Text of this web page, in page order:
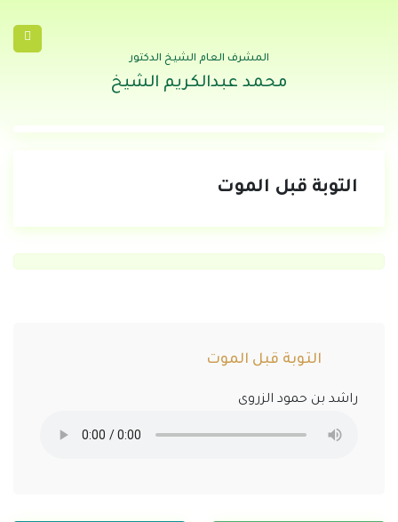
المشرف العام الشيخ الدكتور
محمد عبدالكريم الشيخ
التوبة قبل الموت
التوبة قبل الموت
راشد بن حمود الزروى